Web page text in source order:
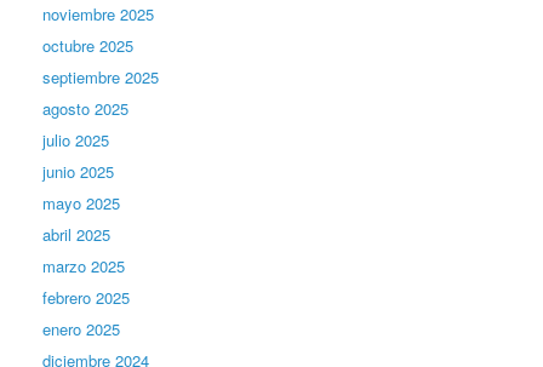
noviembre 2025
octubre 2025
septiembre 2025
agosto 2025
julio 2025
junio 2025
mayo 2025
abril 2025
marzo 2025
febrero 2025
enero 2025
diciembre 2024